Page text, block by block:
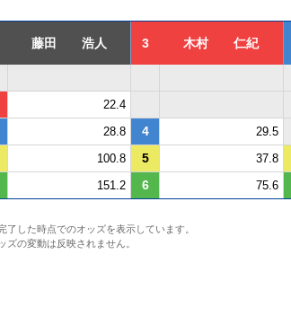
藤田 浩人 3 木村 仁紀
22.4
28.8 4 29.5
100.8 5 37.8
151.2 6 75.6
した時点でのオッズを表示しています。
ズの変動は反映されません。